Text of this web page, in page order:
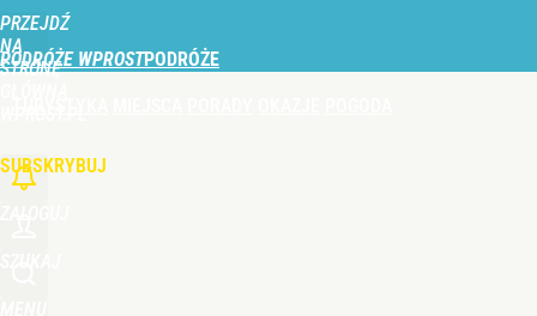
PRZEJDŹ
NA
STRONĘ
PODRÓŻE WPROST
SUBSKRYBUJ